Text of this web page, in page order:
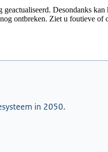
Desondanks
ontbreken. Ziet u foutieve of
in 2050.